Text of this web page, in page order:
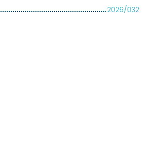
2026/032